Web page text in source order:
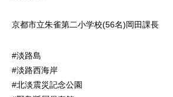
京都市立朱雀第二小学校(56名)岡田課長
#淡路島
#淡路西海岸
#北淡震災記念公園